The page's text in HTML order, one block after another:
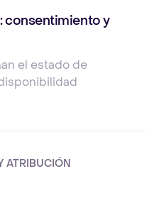
consentimiento y
el estado de
ATRIBUCIÓN